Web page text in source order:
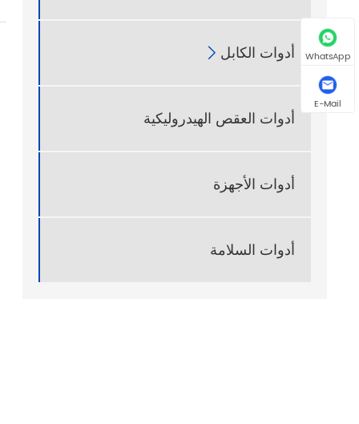
أدوات الكابل 
أدوات العقص الهيدروليكية
أدوات الأجهزة
أدوات السلامة
WhatsApp
E-Mail